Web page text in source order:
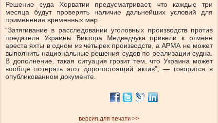
Решение суда Хорватии предусматривает, что каждые три
месяца будут проверять наличие дальнейших условий для
применения временных мер.
“Затягивание в расследовании уголовных производств против
предателя Украины Виктора Медведчука привели к отмене
ареста яхты в одном из четырех производств, а АРМА не может
выполнить национальные решения судов по реализации судна.
В дополнение, такая ситуация грозит тем, что Украина может
вообще потерять этот дорогостоящий актив”, — говорится в
опубликованном документе.
версия для печати >>